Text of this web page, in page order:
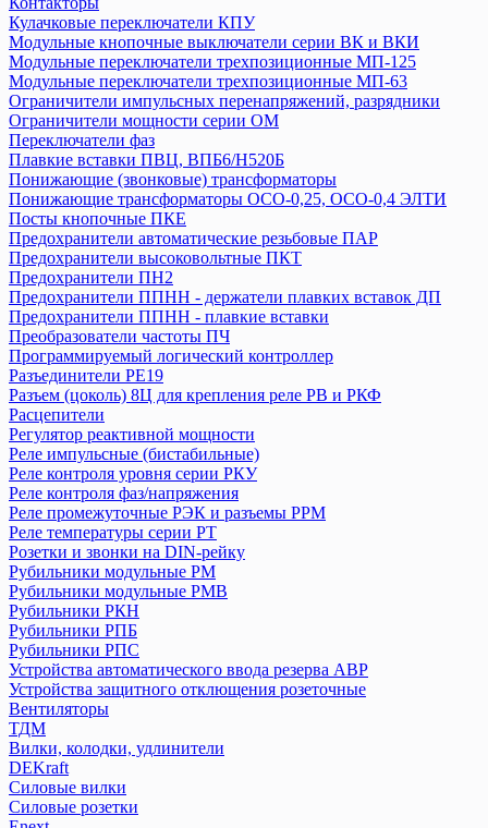
Розетки и звонки на DIN-рейку
Таймер
УЗО ВД1-63
ТДМ
Авт. выключатели ВА-87
Авт. выключатели ВА-88,комплектующие
Авт. выключатели ВА-89, комплектующие
Авт. выключатели ВА 47-29
Авт. выключатели ВА 47-60
Авт. выключатели ВА 47-63
Авт. выключатели ВА 60-26
Авт.выключатели ВА 47-29Б
Автоматические выключатели АП50Б
Автоматические выключатели ВА 47-125
Автоматический выключатель ВА 47-100
Аппараты управления по времени (таймеры, реле времени)
Блоки автоматического ввода резерва БАВР
Выключатели дифференциальные (УЗО) ВД1-63
Выключатели дифференциальные ВД63 (электронные)
Выключатели кнопочные ВКН, КЕ
Выключатели нагрузки (рубильники) в корпусе ВНК
Выключатели путевые и концевые КУ, ВК, ВПК
Выключатели-разъединители ВР32
Выключатели-разъединители с функцией защиты ПВР
Выключатель нагрузки (мини-рубильник) ВН-32
Выключатель пакетный ПВ
Держатели для плавких вставок ДПВ
Дифференциальные автоматы АД-2 и АД-4
Дифференциальные автоматы АД12
Дифференциальные автоматы серии АВДТ 32
Дифференциальные автоматы серии АВДТ 63
Дифференциальные автоматы серии АВДТ 64
Конденсаторы
Контакторы
Кулачковые переключатели КПУ
Кулачковые переключатели КПУ
Модульные кнопочные выключатели серии ВК и ВКИ
Модульные переключатели трехпозиционные МП-125
Модульные переключатели трехпозиционные МП-63
Ограничители импульсных перенапряжений, разрядники
Ограничители мощности серии ОМ
Переключатели фаз
Плавкие вставки ПВЦ, ВПБ6/H520Б
Понижающие (звонковые) трансформаторы
Понижающие трансформаторы ОСО-0,25, ОСО-0,4 ЭЛТИ
Посты кнопочные ПКЕ
Предохранители автоматические резьбовые ПАР
Предохранители высоковольтные ПКТ
Предохранители ПН2
Предохранители ППНН - держатели плавких вставок ДП
Предохранители ППНН - плавкие вставки
Преобразователи частоты ПЧ
Программируемый логический контроллер
Разъединители РЕ19
Разъем (цоколь) 8Ц для крепления реле РВ и РКФ
Расцепители
Регулятор реактивной мощности
Реле импульсные (бистабильные)
Реле контроля уровня серии РКУ
Реле контроля фаз/напряжения
Реле промежуточные РЭК и разъемы РРМ
Реле температуры серии РТ
Розетки и звонки на DIN-рейку
Рубильники модульные РМ
Рубильники модульные РМВ
Рубильники РКН
Рубильники РПБ
Рубильники РПС
Устройства автоматического ввода резерва АВР
Устройства защитного отклющения розеточные
Вентиляторы
ТДМ
Вилки, колодки, удлинители
DEKraft
Силовые вилки
Силовые розетки